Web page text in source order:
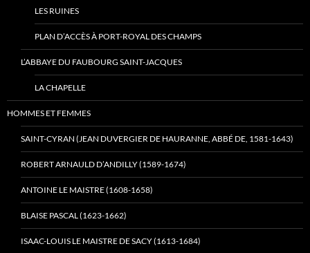
LES RUINES
PLAN D’ACCÈS À PORT-ROYAL DES CHAMPS
L’ABBAYE DU FAUBOURG SAINT-JACQUES
LA CHAPELLE
HOMMES ET FEMMES
SAINT-CYRAN (JEAN DUVERGIER DE HAURANNE, ABBÉ DE, 1581-1643)
ROBERT ARNAULD D’ANDILLY (1589-1674)
ANTOINE LE MAISTRE (1608-1658)
BLAISE PASCAL (1623-1662)
ISAAC-LOUIS LE MAISTRE DE SACY (1613-1684)